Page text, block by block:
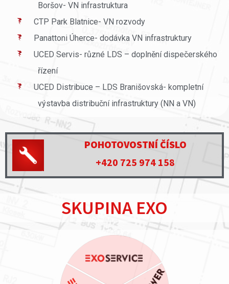
Boršov- VN infrastruktura
CTP Park Blatnice- VN rozvody
Panattoni Úherce- dodávka VN infrastruktury
UCED Servis- různé LDS – doplnění dispečerského
řízení
UCED Distribuce – LDS Branišovská- kompletní
výstavba distribuční infrastruktury (NN a VN)
POHOTOVOSTNÍ ČÍSLO
+420 725 974 158
SKUPINA EXO